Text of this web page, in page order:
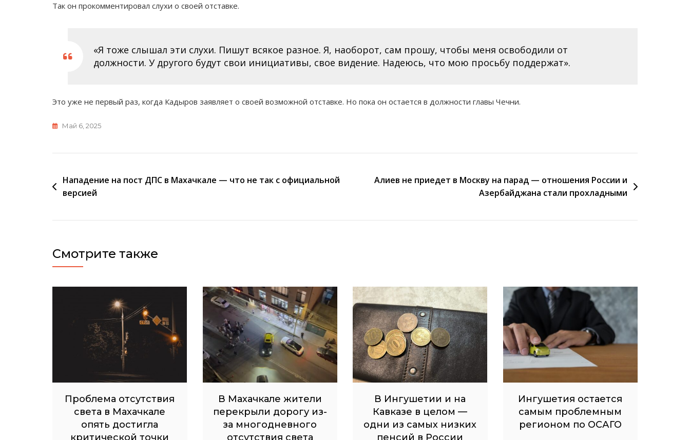
Так он прокомментировал слухи о своей отставке.
«Я тоже слышал эти слухи. Пишут всякое разное. Я, наоборот, сам прошу, чтобы меня освободили от
должности. У другого будут свои инициативы, свое видение. Надеюсь, что мою просьбу поддержат».
Это уже не первый раз, когда Кадыров заявляет о своей возможной отставке. Но пока он остается в должности главы Чечни.
Май 6, 2025
Навигация
по
Нападение на пост ДПС в Махачкале — что не так с официальной
версией
Алиев не приедет в Москву на парад — отношения России и
Азербайджана стали прохладными
Смотрите также
Проблема отсутствия
света в Махачкале
опять достигла
критической точки
В Махачкале жители
перекрыли дорогу из-
за многодневного
отсутствия света
В Ингушетии и на
Кавказе в целом —
одни из самых низких
пенсий в России
Ингушетия остается
самым проблемным
регионом по ОСАГО